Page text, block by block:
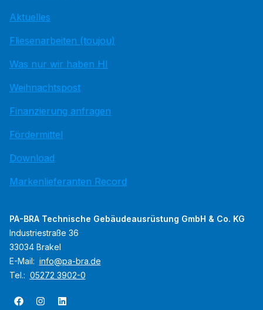
Aktuelles
Fliesenarbeiten (toujou)
Was nur wir haben HI
Weihnachtspost
Finanzierung anfragen
Fördermittel
Download
Markenlieferanten Record
PA-BRA Technische Gebäudeausrüstung GmbH & Co. KG
Industriestraße 36
33034 Brakel
E-Mail: info@pa-bra.de
Tel.: 05272 3902-0